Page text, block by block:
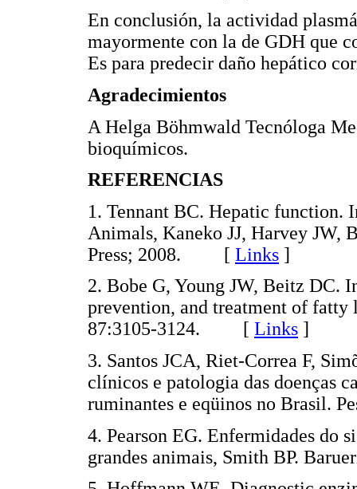
En conclusión, la actividad
mayormente con la de GDH que
Es para predecir daño hepático
Agradecimientos
A Helga Böhmwald Tecnóloga
bioquímicos.
REFERENCIAS
1. Tennant BC. Hepatic
Animals, Kaneko JJ, Harvey JW,
Press; 2008. [ Links ]
2. Bobe G, Young JW, Beitz DC.
prevention, and treatment of
87:3105-3124. [ Links ]
3. Santos JCA, Riet-Correa F,
clínicos e patologia das doenças
ruminantes e eqüinos no
4. Pearson EG. Enfermidades do
grandes animais, Smith BP.